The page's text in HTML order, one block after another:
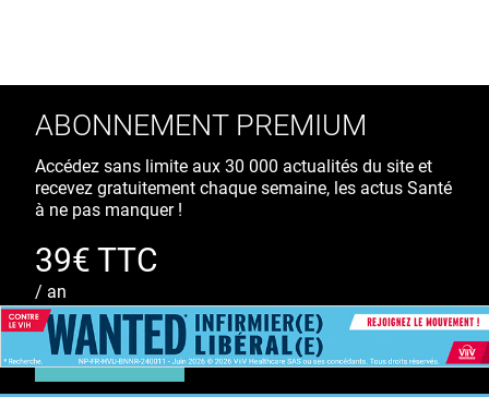
ABONNEMENT PREMIUM
Accédez sans limite aux 30 000 actualités du site et
recevez gratuitement chaque semaine, les actus Santé
à ne pas manquer !
39€ TTC
/ an
S'ABONNER